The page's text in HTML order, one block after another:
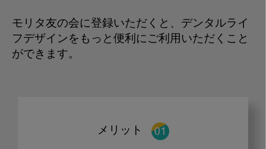
モリタ友の会に登録いただくと、デンタルライ
フデザインをもっと便利にご利用いただくこと
ができます。
メリット